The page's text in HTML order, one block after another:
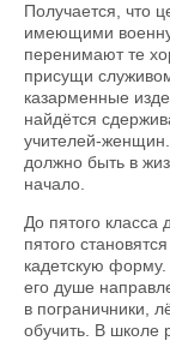
Получается, что
имеющими
перенимают те
присущи
казарменные
найдётся
учителей-
должно быть в
начало.
До пятого
пятого
кадетскую
его душе
в пограничники,
обучить. В школе